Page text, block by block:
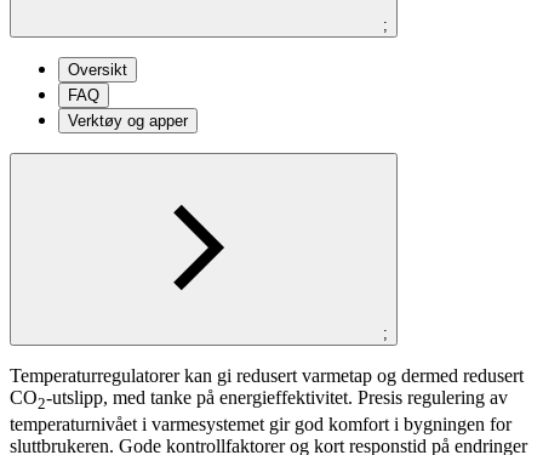
;
Oversikt
FAQ
Verktøy og apper
;
Temperaturregulatorer kan gi redusert varmetap og dermed redusert
CO2-utslipp, med tanke på energieffektivitet. Presis regulering av
temperaturnivået i varmesystemet gir god komfort i bygningen for
sluttbrukeren. Gode kontrollfaktorer og kort responstid på endringer